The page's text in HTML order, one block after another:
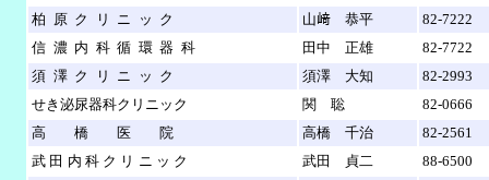
柏原クリニック
山﨑 恭平
82-7222
信濃内科循環器科
田中 正雄
82-7722
須澤クリニック
須澤 大知
82-2993
せき泌尿器科クリニック
関 聡
82-0666
高橋医院
高橋 千治
82-2561
武田内科クリニック
武田 貞二 88-6500